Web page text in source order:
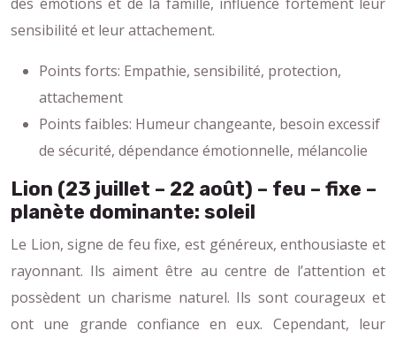
sensibilité et leur attachement.
Points forts: Empathie, sensibilité, protection,
attachement
Points faibles: Humeur changeante, besoin excessif
de sécurité, dépendance émotionnelle, mélancolie
Lion (23 juillet – 22 août) – feu – fixe –
planète dominante: soleil
Le Lion, signe de feu fixe, est généreux, enthousiaste et
rayonnant. Ils aiment être au centre de l’attention et
possèdent un charisme naturel. Ils sont courageux et
ont une grande confiance en eux. Cependant, leur